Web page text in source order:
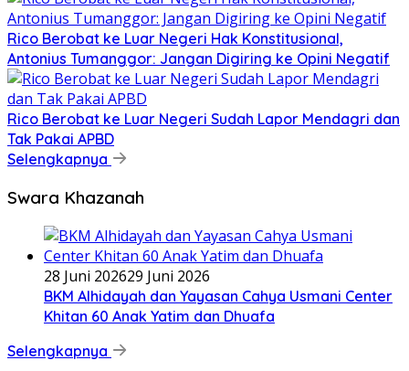
Rico Berobat ke Luar Negeri Hak Konstitusional,
Antonius Tumanggor: Jangan Digiring ke Opini Negatif
Rico Berobat ke Luar Negeri Sudah Lapor Mendagri dan
Tak Pakai APBD
Selengkapnya
Swara Khazanah
28 Juni 202629 Juni 2026
BKM Alhidayah dan Yayasan Cahya Usmani Center
Khitan 60 Anak Yatim dan Dhuafa
Selengkapnya